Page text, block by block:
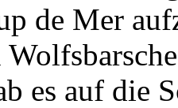
de Mer
es auf die